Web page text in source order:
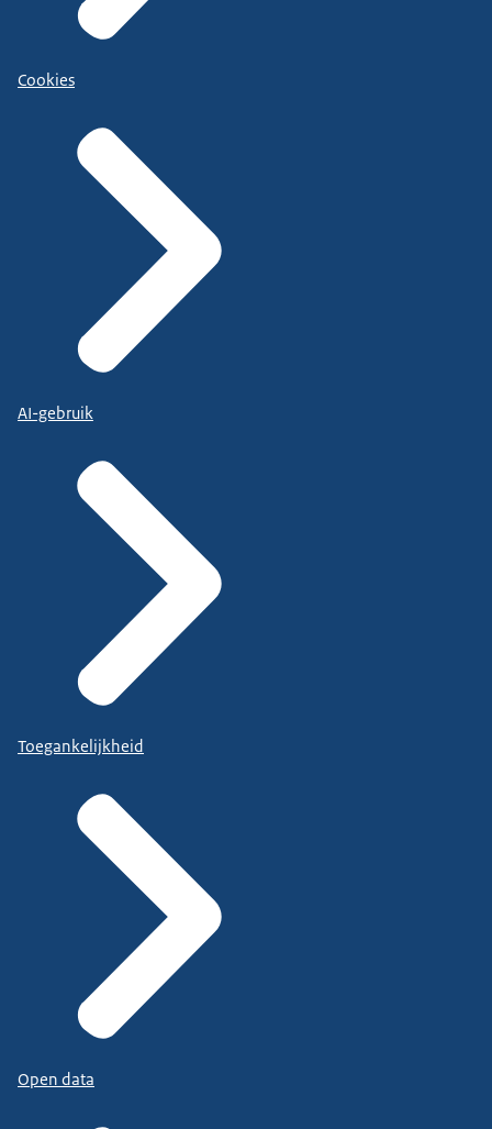
Cookies
AI-gebruik
Toegankelijkheid
Open data